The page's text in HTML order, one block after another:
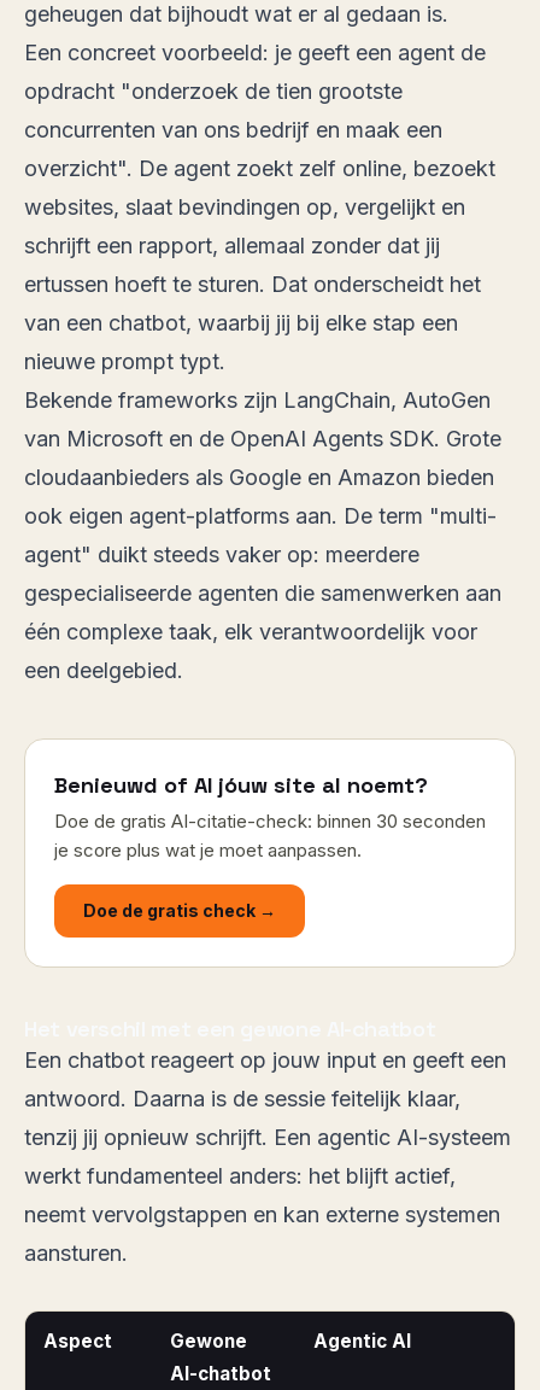
geheugen dat bijhoudt wat er al gedaan is.
Een concreet voorbeeld: je geeft een agent de
opdracht "onderzoek de tien grootste
concurrenten van ons bedrijf en maak een
overzicht". De agent zoekt zelf online, bezoekt
websites, slaat bevindingen op, vergelijkt en
schrijft een rapport, allemaal zonder dat jij
ertussen hoeft te sturen. Dat onderscheidt het
van een chatbot, waarbij jij bij elke stap een
nieuwe prompt typt.
Bekende frameworks zijn LangChain, AutoGen
van Microsoft en de OpenAI Agents SDK. Grote
cloudaanbieders als Google en Amazon bieden
ook eigen agent-platforms aan. De term "multi-
agent" duikt steeds vaker op: meerdere
gespecialiseerde agenten die samenwerken aan
één complexe taak, elk verantwoordelijk voor
een deelgebied.
Benieuwd of AI jóuw site al noemt?
Doe de gratis AI-citatie-check: binnen 30 seconden
je score plus wat je moet aanpassen.
Doe de gratis check →
Een chatbot reageert op jouw input en geeft een
antwoord. Daarna is de sessie feitelijk klaar,
tenzij jij opnieuw schrijft. Een agentic AI-systeem
werkt fundamenteel anders: het blijft actief,
neemt vervolgstappen en kan externe systemen
aansturen.
Aspect
Gewone
AI-chatbot
Agentic AI